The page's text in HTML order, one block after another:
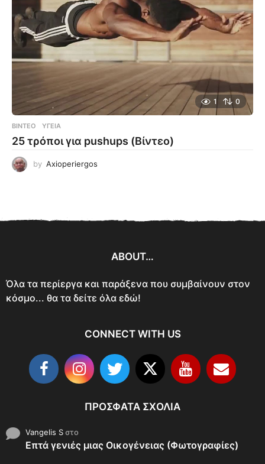
1 0
ΒΊΝΤΕΟ ΥΓΕΊΑ
25 τρόποι για pushups (Βίντεο)
by Axioperiergos
ABOUT…
Όλα τα περίεργα και παράξενα που συμβαίνουν στον
κόσμο... θα τα δείτε όλα εδώ!
CONNECT WITH US
ΠΡΌΣΦΑΤΑ ΣΧΌΛΙΑ
Vangelis Sστο
Επτά γενιές μιας Οικογένειας (Φωτογραφίες)